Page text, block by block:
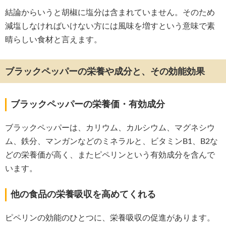
結論からいうと胡椒に塩分は含まれていません。そのため
減塩しなければいけない方には風味を増すという意味で素
晴らしい食材と言えます。
ブラックペッパーの栄養や成分と、その効能効果
ブラックペッパーの栄養価・有効成分
ブラックペッパーは、カリウム、カルシウム、マグネシウ
ム、鉄分、マンガンなどのミネラルと、ビタミンB1、B2な
どの栄養価が高く、またピペリンという有効成分を含んで
います。
他の食品の栄養吸収を高めてくれる
ピペリンの効能のひとつに、栄養吸収の促進があります。